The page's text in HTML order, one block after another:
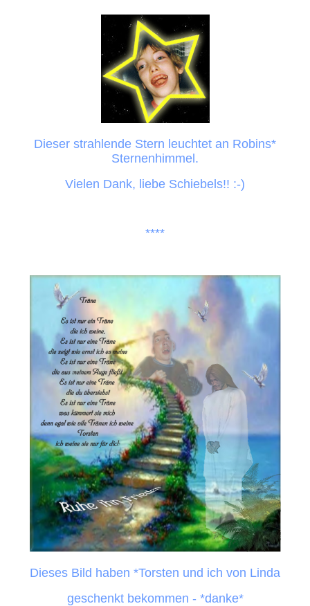
Dieser strahlende Stern leuchtet an Robins*
Sternenhimmel.
Vielen Dank, liebe Schiebels!! :-)
****
Dieses Bild haben *Torsten und ich von Linda
geschenkt bekommen - *danke*